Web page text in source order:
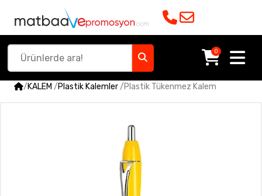
0
/KALEM /Plastik Kalemler/Plastik Tükenmez Kalem